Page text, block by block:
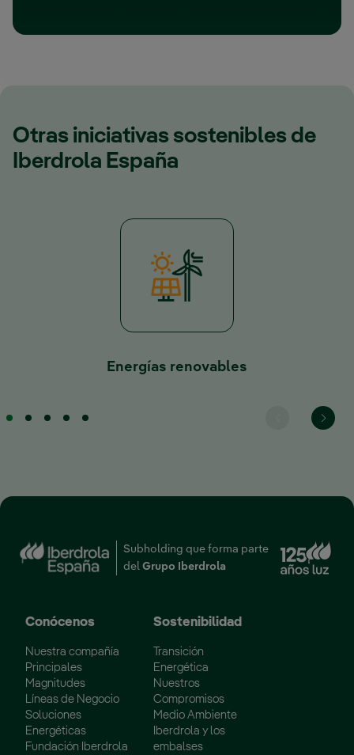
Otras iniciativas sostenibles de
Iberdrola España
Energías renovables
Subholding que forma parte
del Grupo Iberdrola
Conócenos
Nuestra compañía
Principales
Magnitudes
Líneas de Negocio
Soluciones
Energéticas
Fundación Iberdrola
Sostenibilidad
Transición
Energética
Nuestros
Compromisos
Medio Ambiente
Iberdrola y los
embalses